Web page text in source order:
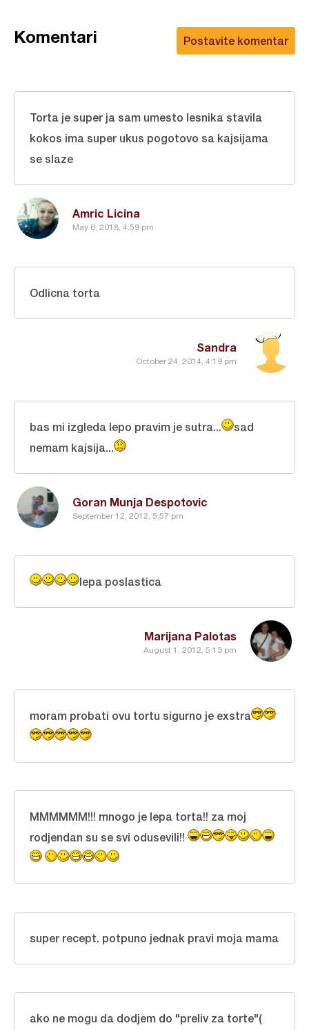
Postavite komentar
Komentari
Amric Licina
May 6, 2018, 4:59 pm
Torta je super ja sam umesto lesnika stavila
kokos ima super ukus pogotovo sa kajsijama
se slaze
Sandra
October 24, 2014, 4:19 pm
Odlicna torta
Goran Munja Despotovic
September 12, 2012, 5:57 pm
bas mi izgleda lepo pravim je sutra...
sad
nemam kajsija...
Marijana Palotas
August 1, 2012, 5:13 pm
lepa poslastica
moram probati ovu tortu sigurno je exstra
MMMMMM!!! mnogo je lepa torta!! za moj
rodjendan su se svi odusevili!!
super recept. potpuno jednak pravi moja mama
ako ne mogu da dodjem do "preliv za torte"(